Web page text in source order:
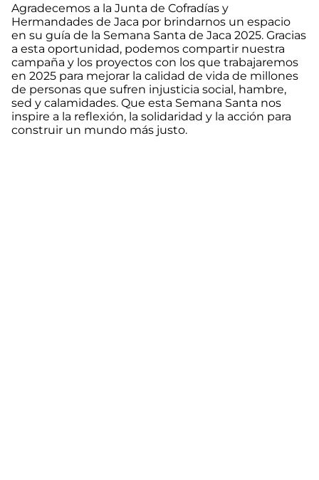
Agradecemos a la Junta de Cofradías y
Hermandades de Jaca por brindarnos un espacio
en su guía de la Semana Santa de Jaca 2025. Gracias
a esta oportunidad, podemos compartir nuestra
campaña y los proyectos con los que trabajaremos
en 2025 para mejorar la calidad de vida de millones
de personas que sufren injusticia social, hambre,
sed y calamidades. Que esta Semana Santa nos
inspire a la reflexión, la solidaridad y la acción para
construir un mundo más justo.